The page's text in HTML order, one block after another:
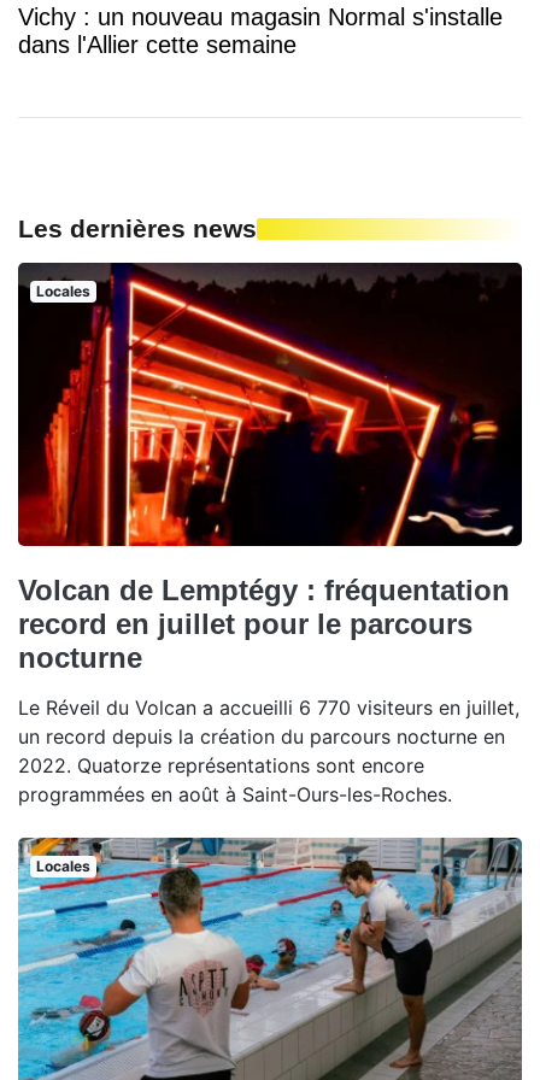
Vichy : un nouveau magasin Normal s'installe
dans l'Allier cette semaine
Les dernières news
Locales
Volcan de Lemptégy : fréquentation
record en juillet pour le parcours
nocturne
Le Réveil du Volcan a accueilli 6 770 visiteurs en juillet,
un record depuis la création du parcours nocturne en
2022. Quatorze représentations sont encore
programmées en août à Saint-Ours-les-Roches.
Locales